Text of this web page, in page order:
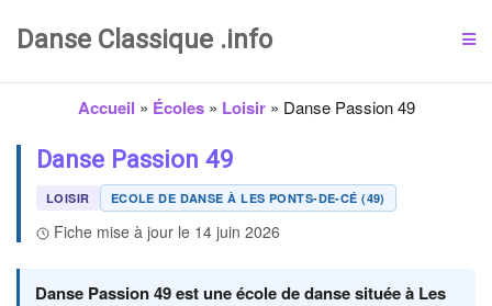
Danse Classique .info
Accueil » Écoles» Loisir» Danse Passion 49
Danse Passion 49
LOISIR ECOLE DE DANSE À LES PONTS-DE-CÉ (49)
Fiche mise à jour le 14 juin 2026
Danse Passion 49 est une école de danse située à Les